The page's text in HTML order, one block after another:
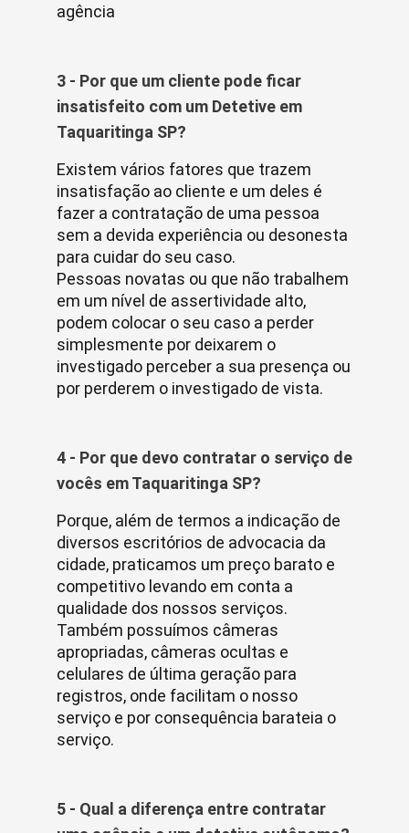
agência
3 - Por que um cliente pode ficar
insatisfeito com um Detetive em
Taquaritinga SP?
Existem vários fatores que trazem
insatisfação ao cliente e um deles é
fazer a contratação de uma pessoa
sem a devida experiência ou desonesta
para cuidar do seu caso.
Pessoas novatas ou que não trabalhem
em um nível de assertividade alto,
podem colocar o seu caso a perder
simplesmente por deixarem o
investigado perceber a sua presença ou
por perderem o investigado de vista.
4 - Por que devo contratar o serviço de
vocês em Taquaritinga SP?
Porque, além de termos a indicação de
diversos escritórios de advocacia da
cidade, praticamos um preço barato e
competitivo levando em conta a
qualidade dos nossos serviços.
Também possuímos câmeras
apropriadas, câmeras ocultas e
celulares de última geração para
registros, onde facilitam o nosso
serviço e por consequência barateia o
serviço.
5 - Qual a diferença entre contratar